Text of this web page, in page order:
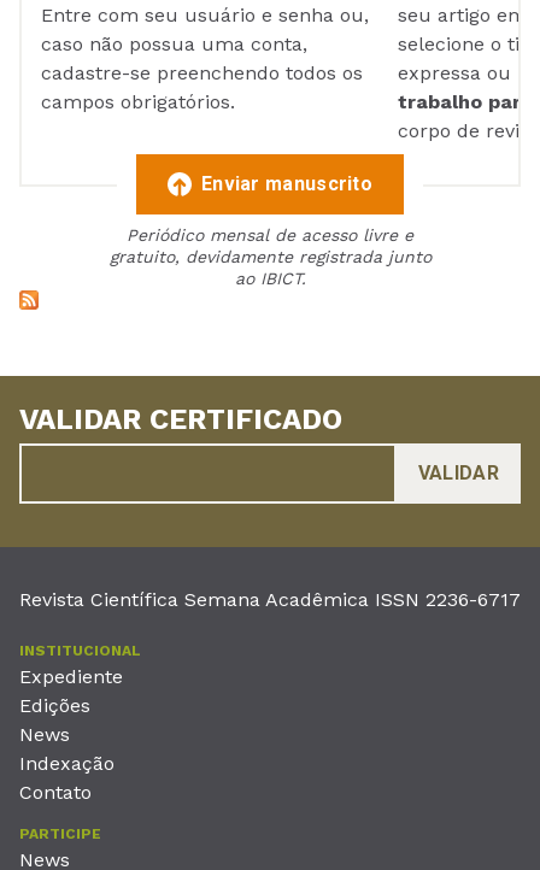
Entre com seu usuário e senha ou,
caso não possua uma conta,
cadastre-se preenchendo todos os
campos obrigatórios.
seu artigo em
selecione o
expressa ou
trabalho para
corpo de
Enviar manuscrito
Periódico mensal de acesso livre e
gratuito, devidamente registrada junto
ao IBICT.
VALIDAR CERTIFICADO
Revista Científica Semana Acadêmica ISSN 2236-6717
INSTITUCIONAL
Expediente
Edições
News
Indexação
Contato
PARTICIPE
News